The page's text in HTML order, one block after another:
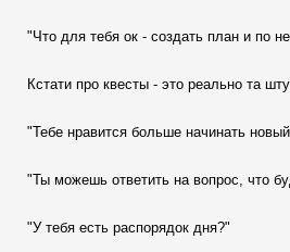
"Что для тебя ок - создать план и по
Кстати про квесты - это реально та
"Тебе нравится больше начинать
"Ты можешь ответить на вопрос, что
"У тебя есть распорядок дня?"